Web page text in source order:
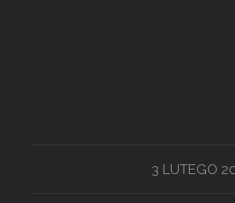
3 LUTEGO